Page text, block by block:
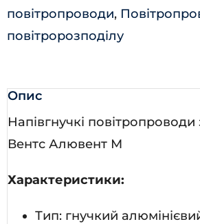
повітропроводи,
повітророзподілу
Опис
Напівгнучкі
Вентс Алювент М
Характеристики:
Тип: гнучкий